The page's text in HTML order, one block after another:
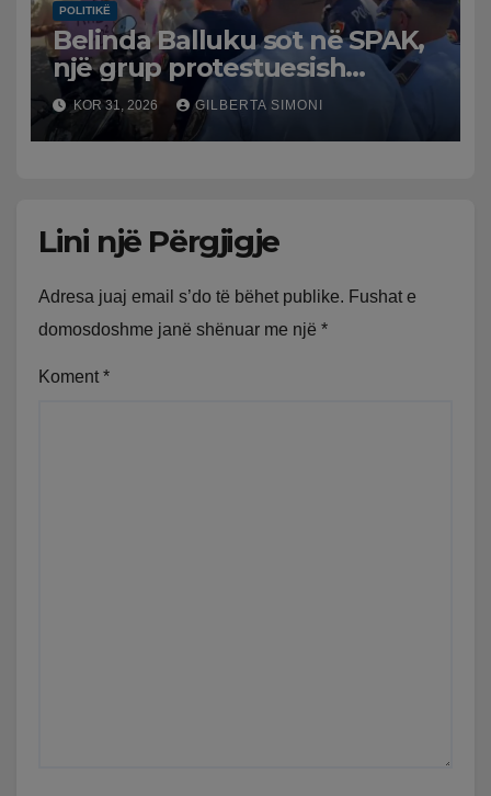
POLITIKË
Belinda Balluku sot në SPAK,
një grup protestuesish
grumbullohen para
Prokurorisë së Posaçme
KOR 31, 2026 GILBERTA SIMONI
Lini një Përgjigje
Adresa juaj email s’do të bëhet publike. Fushat e
domosdoshme janë shënuar me një *
Koment *